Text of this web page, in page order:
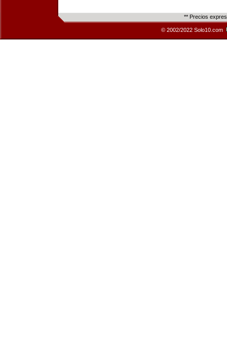
** Precios
© 2002/2022 Solo10.com